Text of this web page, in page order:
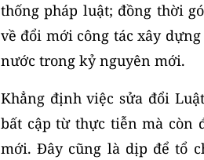
thống pháp luật; đồng thời
về đổi mới công tác xây
nước trong kỷ nguyên mới.
Khẳng định việc sửa đổi
bất cập từ thực tiễn mà còn
mới. Đây cũng là dịp để tổ